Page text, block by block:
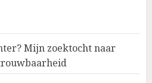
Mijn zoektocht naar